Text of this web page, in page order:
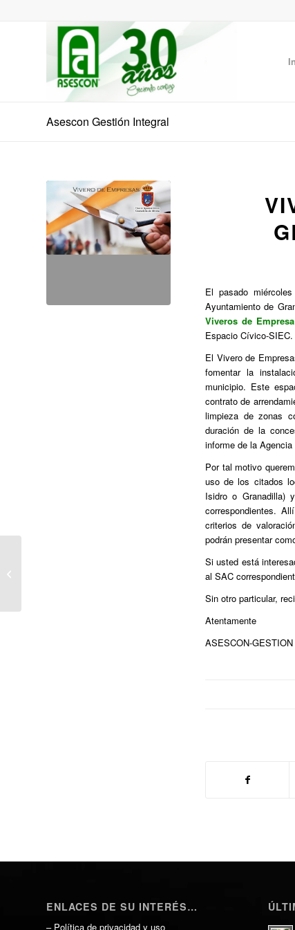
Asescon Gestión Integral
El pasado
Ayuntamiento de
Viveros de Empresa
Espacio Cívico-SIEC.
El Vivero de
fomentar la
municipio. Este
contrato de
limpieza de zonas
duración de la
informe de la
Por tal motivo
uso de los citados
Isidro o Granadilla)
correspondientes.
criterios de
podrán presentar
Si usted está
al SAC
Sin otro particular,
Atentamente
ASESCON-
ENLACES DE SU INTERÉS…
– Política de privacidad y uso